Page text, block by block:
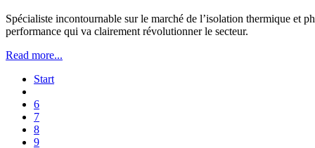
Spécialiste incontournable sur le marché de l’isolation thermique et
performance qui va clairement révolutionner le secteur.
Read more...
Start
6
7
8
9